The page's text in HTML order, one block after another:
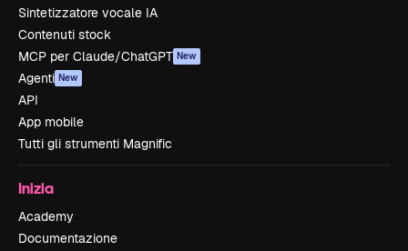
Sintetizzatore vocale IA
Contenuti stock
MCP per Claude/ChatGPT New
Agenti New
API
App mobile
Tutti gli strumenti Magnific
Inizia
Academy
Documentazione